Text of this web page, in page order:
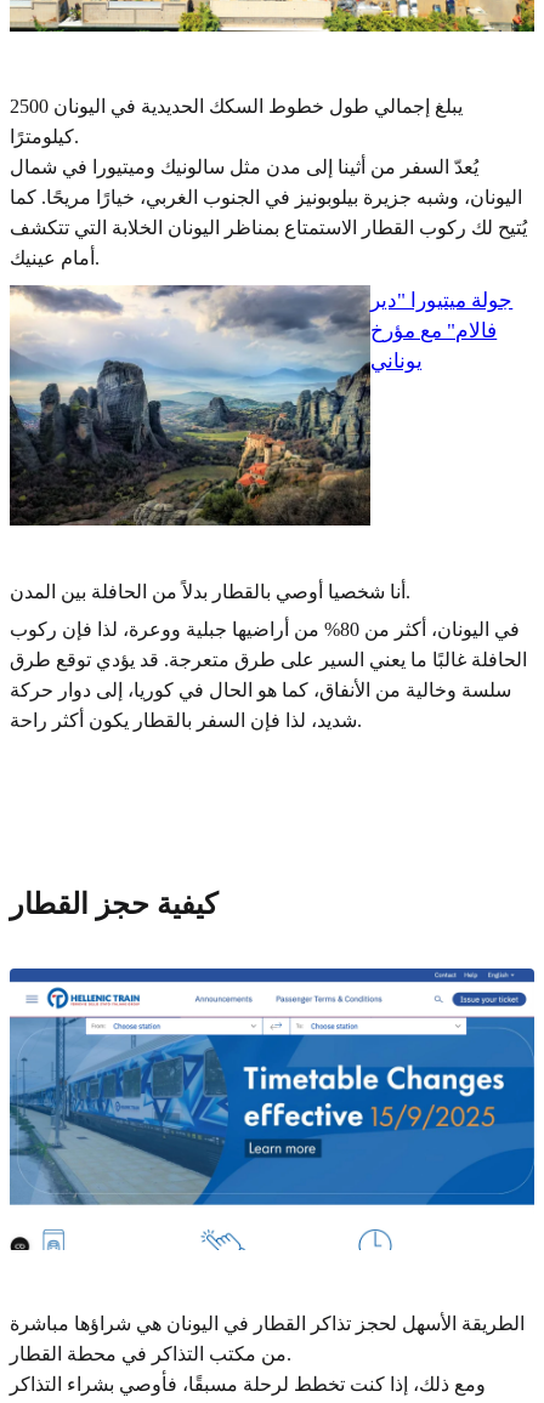
يبلغ إجمالي طول خطوط السكك الحديدية في اليونان 2500
كيلومترًا.
يُعدّ السفر من أثينا إلى مدن مثل سالونيك وميتيورا في شمال
اليونان، وشبه جزيرة بيلوبونيز في الجنوب الغربي، خيارًا مريحًا. كما
يُتيح لك ركوب القطار الاستمتاع بمناظر اليونان الخلابة التي تتكشف
أمام عينيك.
جولة ميتيورا "دير
فالام" مع مؤرخ
يوناني
أنا شخصيا أوصي بالقطار بدلاً من الحافلة بين المدن.
في اليونان، أكثر من 80% من أراضيها جبلية ووعرة، لذا فإن ركوب
الحافلة غالبًا ما يعني السير على طرق متعرجة. قد يؤدي توقع طرق
سلسة وخالية من الأنفاق، كما هو الحال في كوريا، إلى دوار حركة
شديد، لذا فإن السفر بالقطار يكون أكثر راحة.
كيفية حجز القطار
الطريقة الأسهل لحجز تذاكر القطار في اليونان هي شراؤها مباشرة
من مكتب التذاكر في محطة القطار.
ومع ذلك، إذا كنت تخطط لرحلة مسبقًا، فأوصي بشراء التذاكر